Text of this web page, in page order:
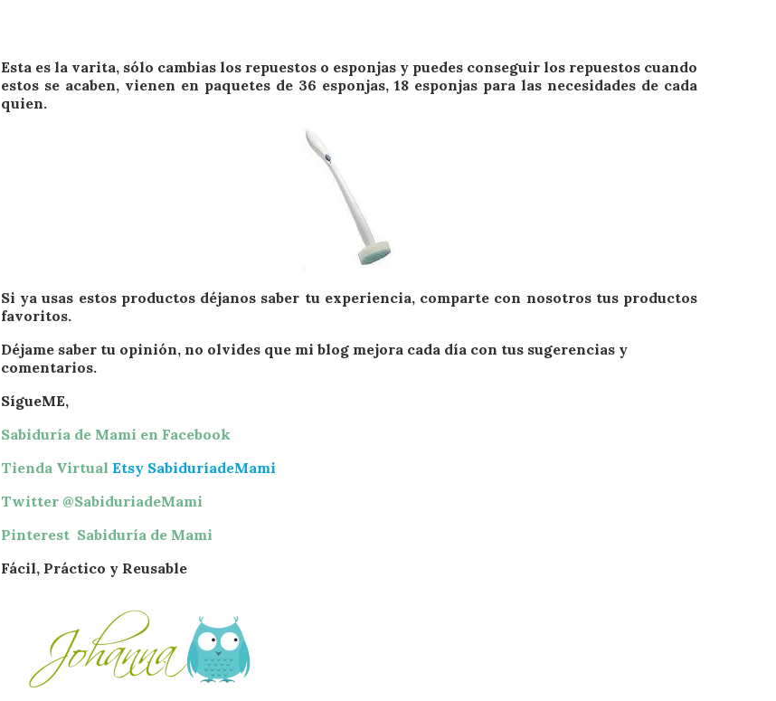
Esta es la varita, sólo cambias los repuestos o esponjas y puedes conseguir los repuestos cuando
estos se acaben, vienen en paquetes de 36 esponjas, 18 esponjas para las necesidades de cada
quien.
Si ya usas estos productos déjanos saber tu experiencia, comparte con nosotros tus productos
favoritos.
Déjame saber tu opinión, no olvides que mi blog mejora cada día con tus sugerencias y
comentarios.
SígueME,
Sabiduría de Mami en Facebook
Tienda VirtualEtsy SabiduríadeMami
Twitter @SabiduriadeMami
Pinterest Sabiduría de Mami
Fácil, Práctico y Reusable